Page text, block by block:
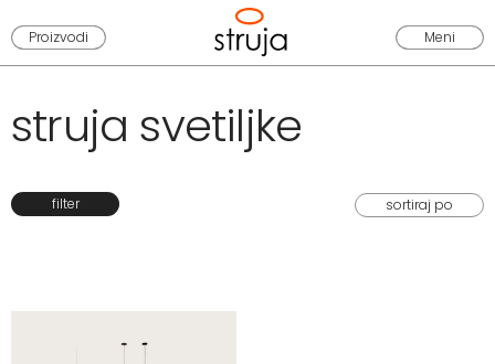
Proizvodi Meni
struja svetiljke
filter